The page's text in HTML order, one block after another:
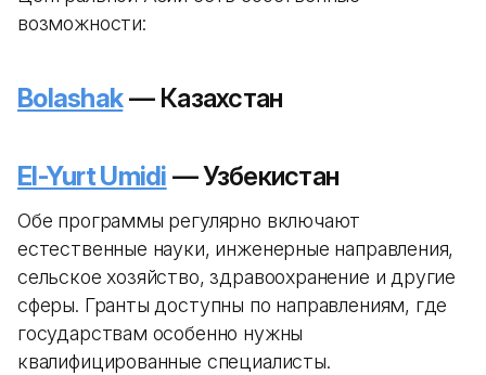
возможности:
Bolashak— Казахстан
El-Yurt Umidi — Узбекистан
Обе программы регулярно включают
естественные науки, инженерные направления,
сельское хозяйство, здравоохранение и другие
сферы. Гранты доступны по направлениям, где
государствам особенно нужны
квалифицированные специалисты.